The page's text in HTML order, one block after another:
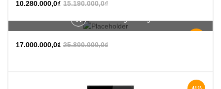
15.190.000,0₫
10.280.000,0₫
25.800.000,0₫
17.000.000,0₫